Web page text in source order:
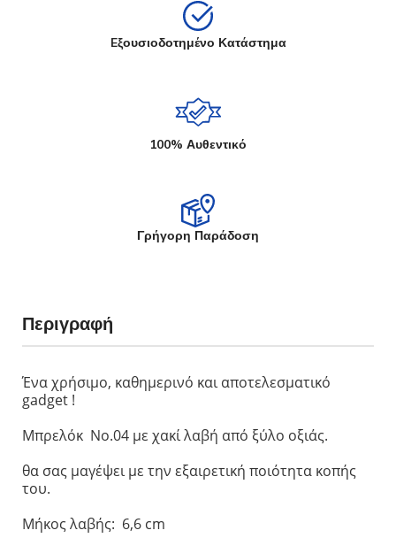
Eξουσιοδοτημένο Κατάστημα
100% Αυθεντικό
Γρήγορη Παράδοση
Περιγραφή
Ένα χρήσιμο, καθημερινό και αποτελεσματικό
gadget !
Μπρελόκ Νο.04 με χακί λαβή από ξύλο οξιάς.
θα σας μαγέψει με την εξαιρετική ποιότητα κοπής
του.
Μήκος λαβής: 6,6 cm